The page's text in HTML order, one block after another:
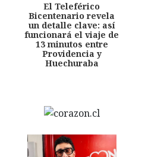
El Teleférico
Bicentenario revela
un detalle clave: así
funcionará el viaje de
13 minutos entre
Providencia y
Huechuraba